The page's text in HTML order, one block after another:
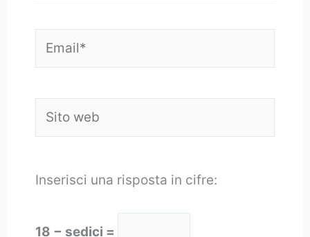
web
Inserisci una risposta in cifre:
18 − sedici =